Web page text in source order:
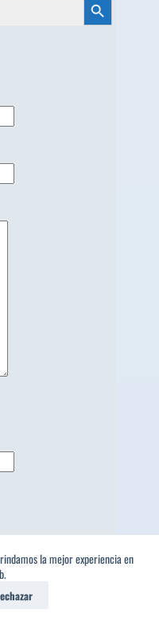
la mejor experiencia en
Botón de búsqueda